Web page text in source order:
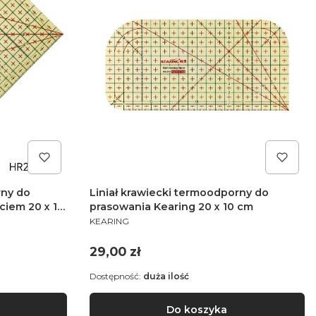
do
Liniał krawiecki termoodporny do
prasowania Kearing 20 x 10 cm
PRODUCENT
KEARING
Cena
29,00 zł
Do koszyka
Dostępność: duża ilość